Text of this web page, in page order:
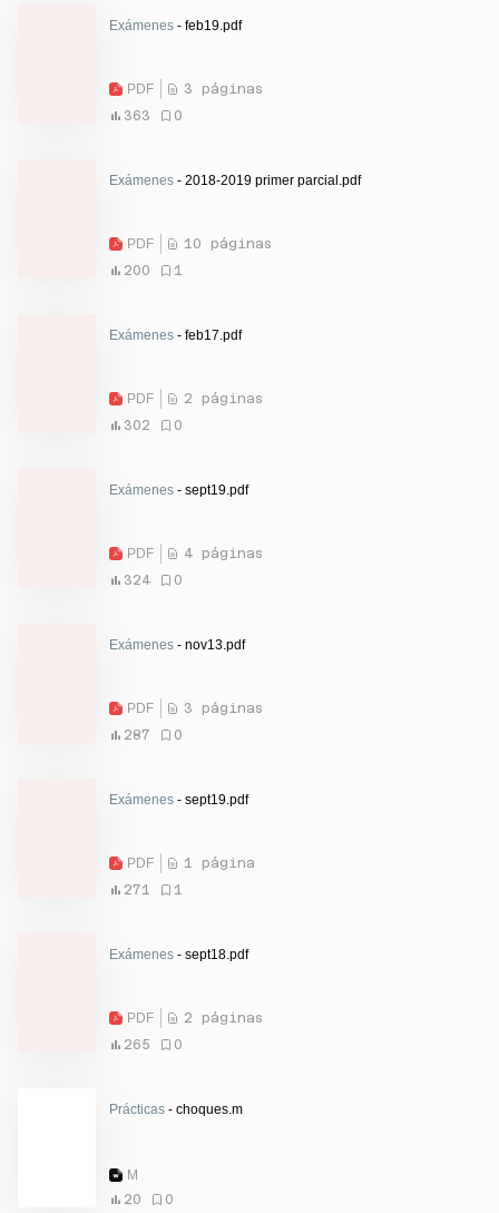
Exámenes - feb19.pdf
PDF
3 páginas
363
0
Exámenes - 2018-2019 primer parcial.pdf
PDF
10 páginas
200
1
Exámenes - feb17.pdf
PDF
2 páginas
302
0
Exámenes - sept19.pdf
PDF
4 páginas
324
0
Exámenes - nov13.pdf
PDF
3 páginas
287
0
Exámenes - sept19.pdf
PDF
1 página
271
1
Exámenes - sept18.pdf
PDF
2 páginas
265
0
Prácticas - choques.m
M
20
0